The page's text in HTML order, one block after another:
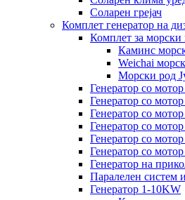
Соларен грејач
Комплет генератор на
Комплет за морски
Каминс
Weichai
Морски род
Генератор со
Генератор со
Генератор со
Генератор со
Генератор со
Генератор со
Генератор на
Паралелен систем
Генератор 1-10KW